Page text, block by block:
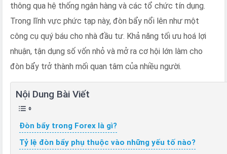
gì?
Sử
dụng
như
thế
nào
là
hiệu
quả
thông qua hệ thống ngân hàng và các tổ chức tín dụng.
Trong lĩnh vực phức tạp này, đòn bẩy nổi lên như một
công cụ quý báu cho nhà đầu tư. Khả năng tối ưu hoá lợi
nhuận, tận dụng số vốn nhỏ và mở ra cơ hội lớn làm cho
đòn bẩy trở thành mối quan tâm của nhiều người.
Nội Dung Bài Viết
Đòn bẩy trong Forex là gì?
Tỷ lệ đòn bẩy phụ thuộc vào những yếu tố nào?